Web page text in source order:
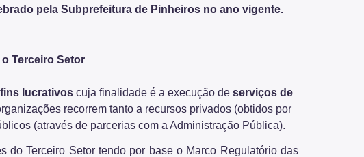
pela Subprefeitura de Pinheiros no ano vigente.
Terceiro Setor
lucrativos cuja finalidade é a execução de serviços de
recorrem tanto a recursos privados (obtidos por
(através de parcerias com a Administração Pública).
Terceiro Setor tendo por base o Marco Regulatório das